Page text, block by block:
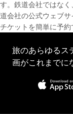
す。鉄道会社ではな
道会社の公式ウェブ
チケットを簡単に予約
旅のあらゆるス
画がこれまでに